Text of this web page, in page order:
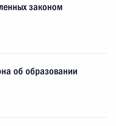
законом
об образовании